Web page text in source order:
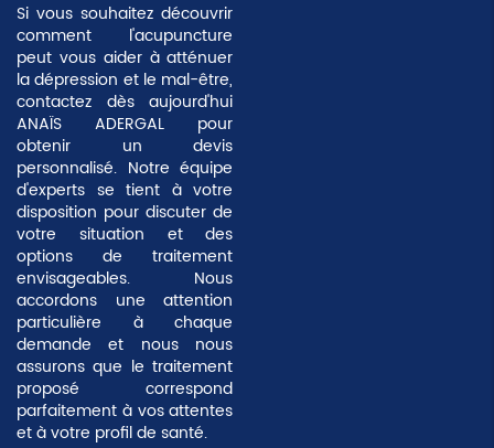
Si vous souhaitez découvrir
comment l'acupuncture
peut vous aider à atténuer
la dépression et le mal-être,
contactez dès aujourd'hui
ANAÏS ADERGAL pour
obtenir un devis
personnalisé. Notre équipe
d'experts se tient à votre
disposition pour discuter de
votre situation et des
options de traitement
envisageables. Nous
accordons une attention
particulière à chaque
demande et nous nous
assurons que le traitement
proposé correspond
parfaitement à vos attentes
et à votre profil de santé.